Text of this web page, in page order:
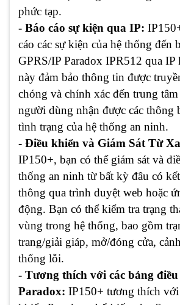
phức tạp.
- Báo cáo sự kiện qua IP:
cáo các sự kiện của hệ thống đến
GPRS/IP Paradox IPR512 qua
này đảm bảo thông tin được
chóng và chính xác đến trung
người dùng nhận được các thông
tình trạng của hệ thống an ninh.
- Điều khiển và Giám Sát Từ
IP150+, bạn có thể giám sát và
thống an ninh từ bất kỳ đâu có
thông qua trình duyệt web hoặc
động. Bạn có thể kiểm tra trạng
vùng trong hệ thống, bao gồm
trang/giải giáp, mở/đóng cửa,
thống lỗi.
- Tương thích với các bảng
Paradox: IP150+ tương thích với